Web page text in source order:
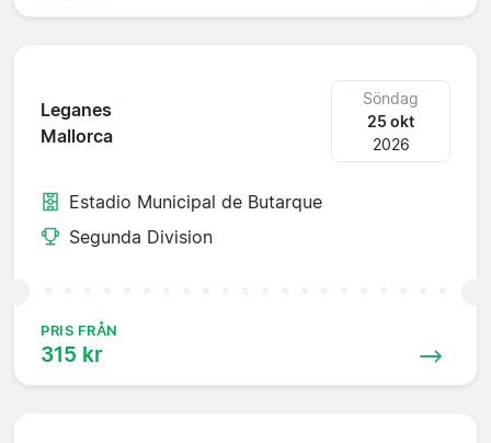
Leganes
Mallorca
Söndag
25 okt
2026
Estadio Municipal de Butarque
Segunda Division
PRIS FRÅN
315 kr